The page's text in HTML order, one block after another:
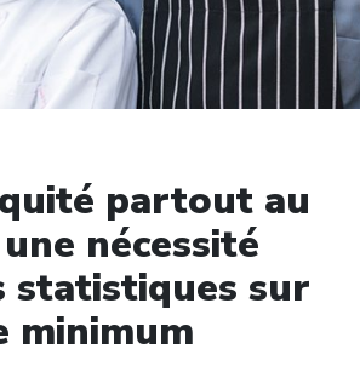
partout au
nécessité
statistiques sur
minimum